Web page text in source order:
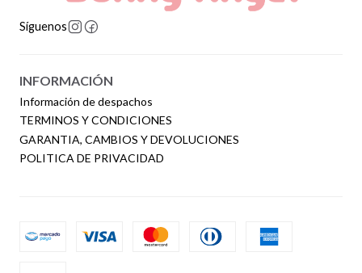
Síguenos
INFORMACIÓN
Información de despachos
TERMINOS Y CONDICIONES
GARANTIA, CAMBIOS Y DEVOLUCIONES
POLITICA DE PRIVACIDAD